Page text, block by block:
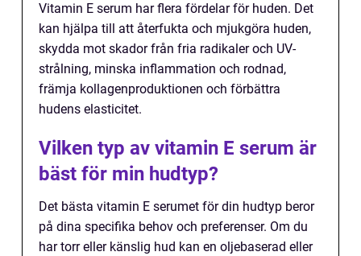
Vitamin E serum har flera fördelar för huden. Det
kan hjälpa till att återfukta och mjukgöra huden,
skydda mot skador från fria radikaler och UV-
strålning, minska inflammation och rodnad,
främja kollagenproduktionen och förbättra
hudens elasticitet.
Vilken typ av vitamin E serum är
bäst för min hudtyp?
Det bästa vitamin E serumet för din hudtyp beror
på dina specifika behov och preferenser. Om du
har torr eller känslig hud kan en oljebaserad eller